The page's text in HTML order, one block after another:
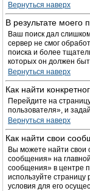
Вернуться наверх
В результате моего
Ваш поиск дал
сервер не смог
поиска и более
которых он должен
Вернуться наверх
Как найти
Перейдите на
пользователя», и
Вернуться наверх
Как найти свои
Вы можете найти
сообщения» на
сообщения» в центре
используйте
условия для его